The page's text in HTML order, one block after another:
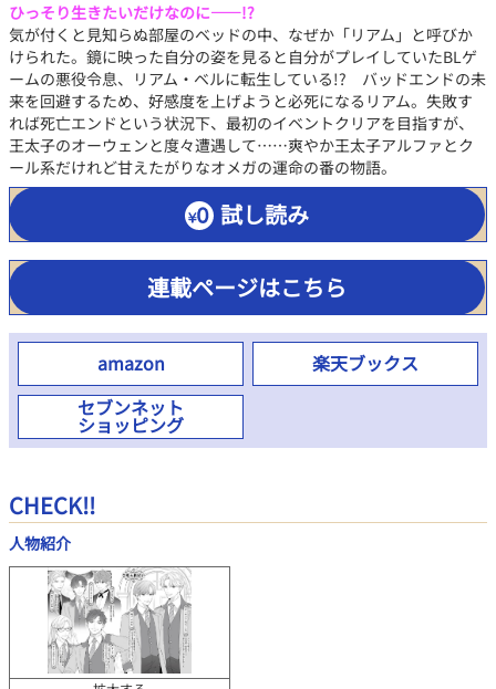
ひっそり生きたいだけなのに――!?
気が付くと見知らぬ部屋のベッドの中、なぜか「リアム」と呼びか
けられた。鏡に映った自分の姿を見ると自分がプレイしていたBLゲ
ームの悪役令息、リアム・ベルに転生している!? バッドエンドの未
来を回避するため、好感度を上げようと必死になるリアム。失敗す
れば死亡エンドという状況下、最初のイベントクリアを目指すが、
王太子のオーウェンと度々遭遇して……爽やか王太子アルファとク
ール系だけれど甘えたがりなオメガの運命の番の物語。
試し読み
連載ページはこちら
amazon
楽天ブックス
セブンネット
ショッピング
CHECK!!
人物紹介